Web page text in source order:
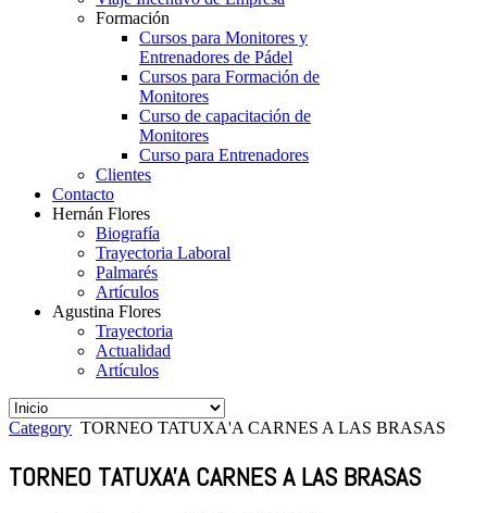
Formación
Cursos para Monitores y
Entrenadores de Pádel
Cursos para Formación de
Monitores
Curso de capacitación de
Monitores
Curso para Entrenadores
Clientes
Contacto
Hernán Flores
Biografía
Trayectoria Laboral
Palmarés
Artículos
Agustina Flores
Trayectoria
Actualidad
Artículos
Category TORNEO TATUXA'A CARNES A LAS BRASAS
TORNEO TATUXA'A CARNES A LAS BRASAS